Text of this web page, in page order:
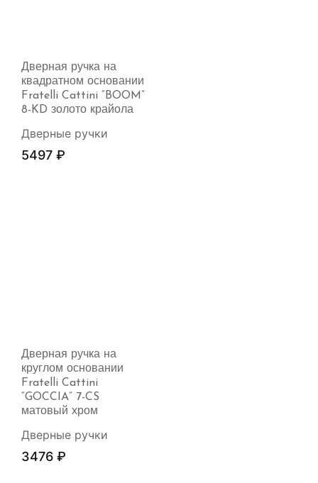
Дверная ручка на
квадратном основании
Fratelli Cattini “BOOM”
8-KD золото крайола
Дверные ручки
5497 ₽
Дверная ручка на
круглом основании
Fratelli Cattini
“GOCCIA” 7-CS
матовый хром
Дверные ручки
3476 ₽